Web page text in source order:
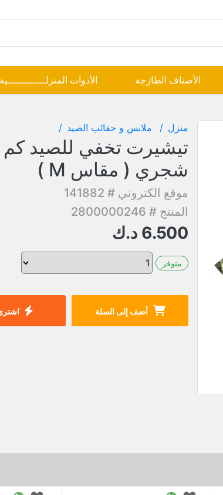
الأصناف الطازجة الأدوات المنزلـــــــــــــية
منزل ملابس و حقائب الصيد
تيشيرت تخفي للصيد
شجري ( مقاس M )
موقع الكتروني # 141882
المنتج # 2800000246
6.500 د.ك
متوفر
أضف إلى السلة